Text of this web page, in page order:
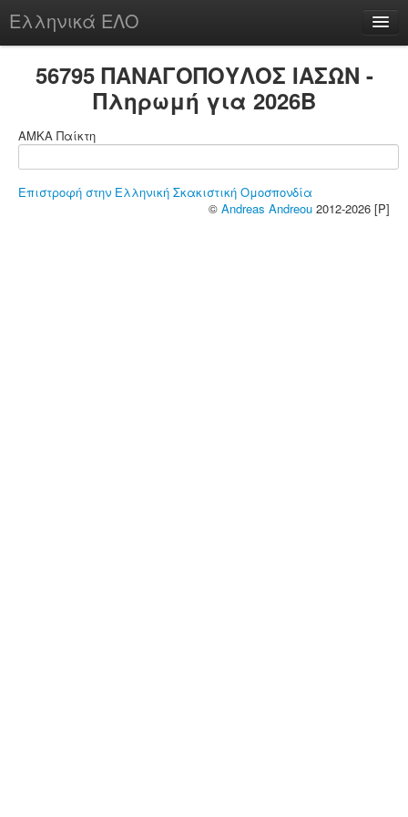
Ελληνικά ΕΛΟ
chesstu.be @ discord
56795 ΠΑΝΑΓΟΠΟΥΛΟΣ ΙΑΣΩΝ -
Πληρωμή για 2026B
ΑΜΚΑ Παίκτη
Επιστροφή στην Ελληνική Σκακιστική Ομοσπονδία
© Andreas Andreou 2012-2026 [P]